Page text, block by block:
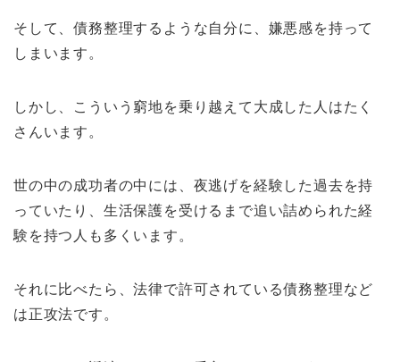
そして、債務整理するような自分に、嫌悪感を持って
しまいます。
しかし、こういう窮地を乗り越えて大成した人はたく
さんいます。
世の中の成功者の中には、夜逃げを経験した過去を持
っていたり、生活保護を受けるまで追い詰められた経
験を持つ人も多くいます。
それに比べたら、法律で許可されている債務整理など
は正攻法です。